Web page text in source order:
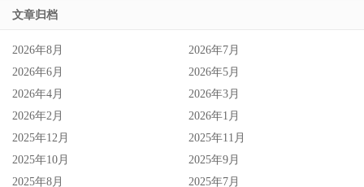
是在笼外，全凭个人想像，总认为鸟儿被困在笼内的人们，
实际付诸行动，让故事为自己带来新生。而我们的人生即是
故事，虽然一切仍受到命运的牵制，但我们所创造的故事或
许能带来真正的奇迹，让生命得以延续下去，且让爱得以化
作永恒。
文章归档
2026年8月
2026年7月
2026年6月
2026年5月
2026年4月
2026年3月
2026年2月
2026年1月
2025年12月
2025年11月
2025年10月
2025年9月
2025年8月
2025年7月